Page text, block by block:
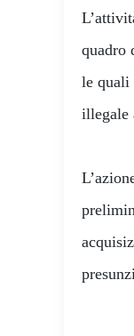
quadro
le quali
illegale